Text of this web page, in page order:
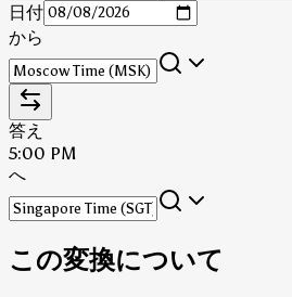
日付
から
答え
5:00 PM
へ
この変換について